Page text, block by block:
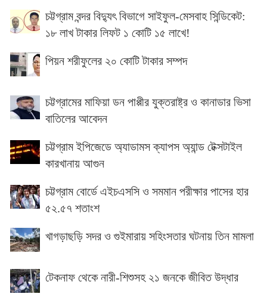
চট্টগ্রাম বন্দর বিদ্যুৎ বিভাগে সাইফুল-মেসবাহ সিন্ডিকেট:
১৮ লাখ টাকার লিফট ১ কোটি ১৫ লাখে!
পিয়ন শরীফুলের ২০ কোটি টাকার সম্পদ
চট্টগ্রামের মাফিয়া ডন পাপ্পীর যুক্তরাষ্ট্র ও কানাডার ভিসা
বাতিলের আবেদন
চট্টগ্রাম ইপিজেডে অ্যাডামস ক্যাপস অ্যান্ড টেক্সটাইল
কারখানায় আগুন
চট্টগ্রাম বোর্ডে এইচএসসি ও সমমান পরীক্ষার পাসের হার
৫২.৫৭ শতাংশ
খাগড়াছড়ি সদর ও গুইমারায় সহিংসতার ঘটনায় তিন মামলা
টেকনাফ থেকে নারী-শিশুসহ ২১ জনকে জীবিত উদ্ধার